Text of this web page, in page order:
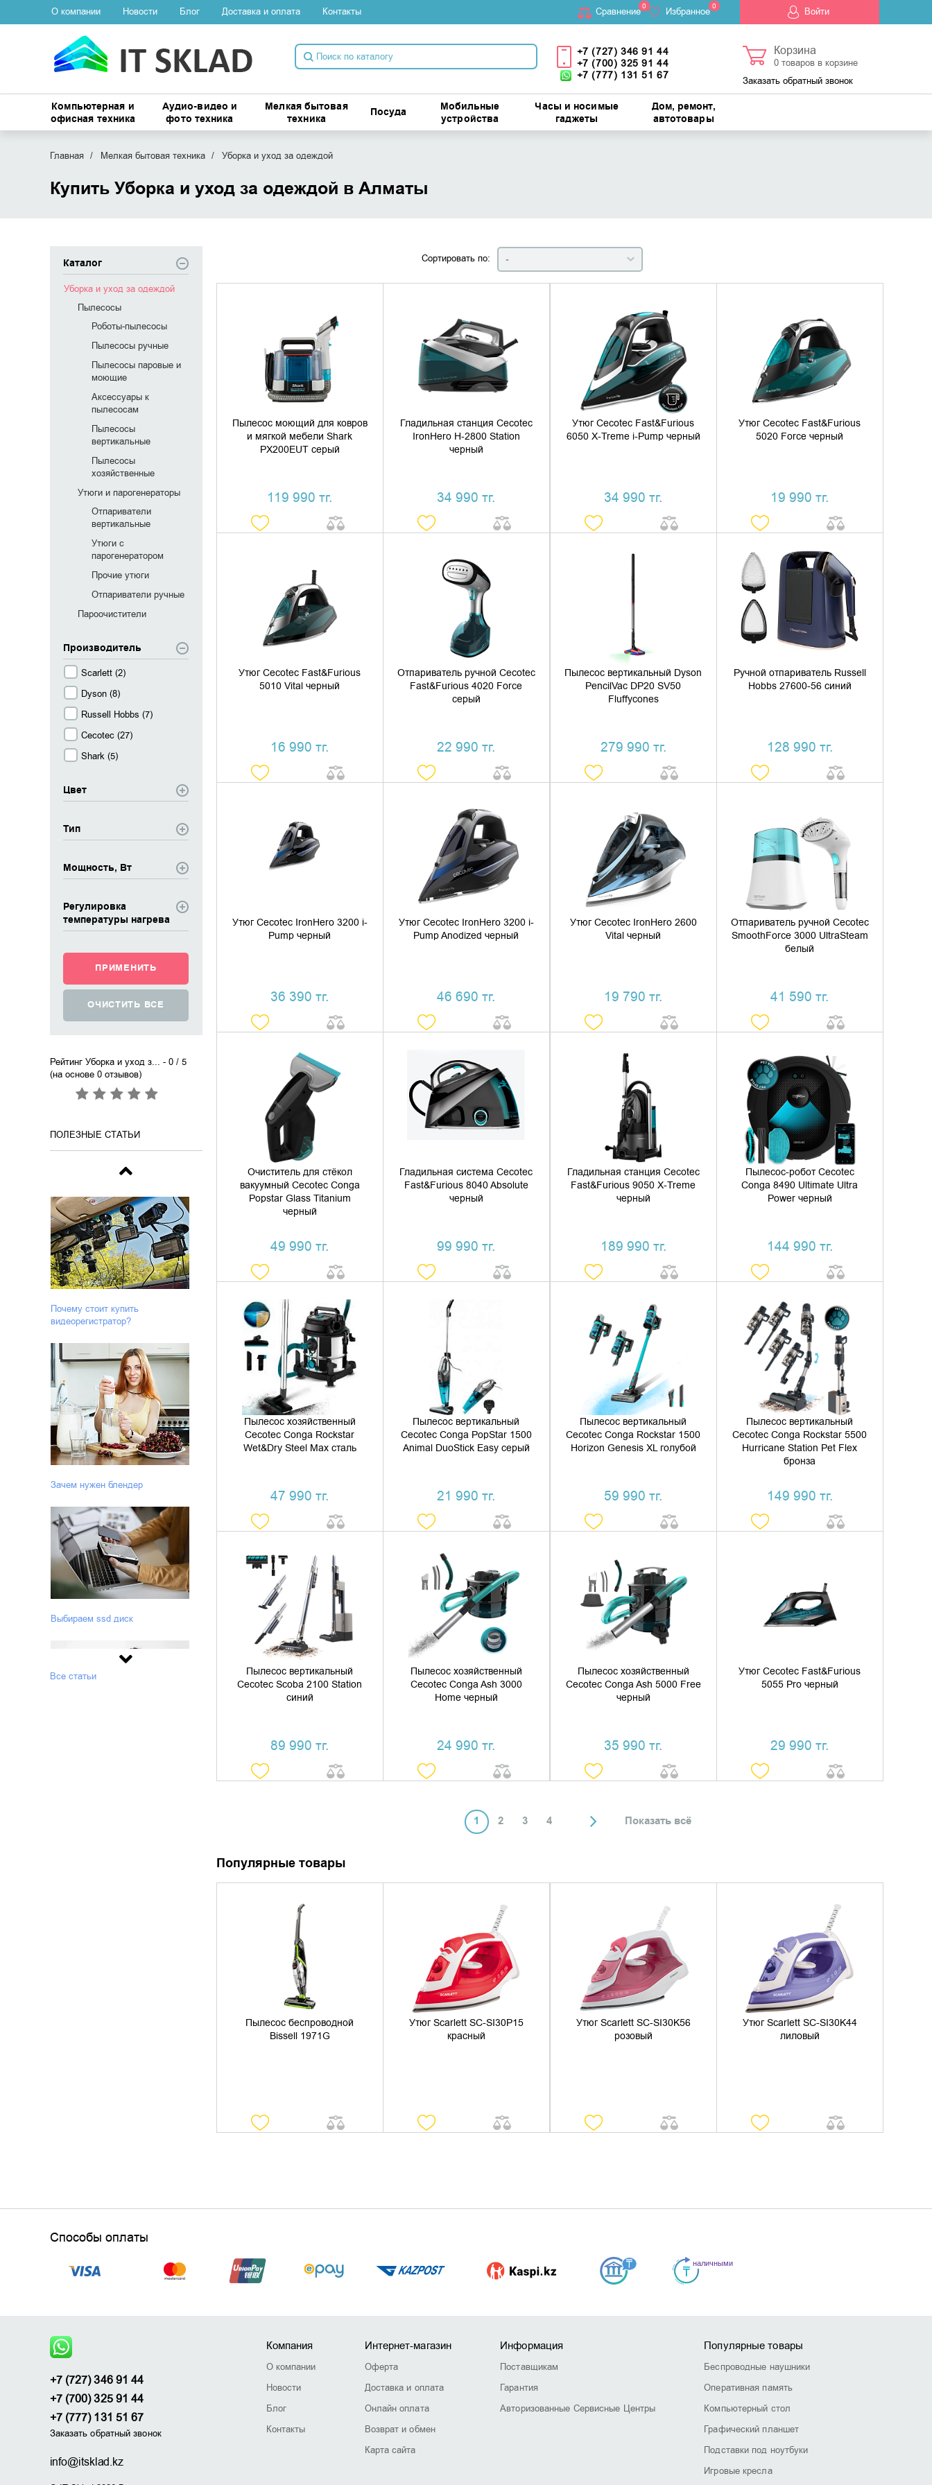
О компании Новости Блог Доставка и оплата Контакты Cравнение0 Избранное 0 Войти
+7 (727) 346 91 44
+7 (700) 325 91 44
+7 (777) 131 51 67
Корзина
0товаров в корзине
Заказать обратный звонок
Компьютерная и
офисная техника
Аудио-видео и
фото техника
Мелкая бытовая
техника
Посуда
Мобильные
устройства
Часы и носимые
гаджеты
Дом, ремонт,
автотовары
Главная Мелкая бытовая техника Уборка и уход за одеждой
Купить Уборка и уход за одеждой в Алматы
Каталог
Уборка и уход за одеждой
Пылесосы
Роботы-пылесосы
Пылесосы ручные
Пылесосы паровые и
моющие
Аксессуары к
пылесосам
Пылесосы
вертикальные
Пылесосы
хозяйственные
Утюги и парогенераторы
Отпариватели
вертикальные
Утюги с
парогенератором
Прочие утюги
Отпариватели ручные
Пароочистители
Производитель
Scarlett (2)
Dyson (8)
Russell Hobbs (7)
Cecotec (27)
Shark (5)
Цвет
Тип
Мощность, Вт
Регулировка
температуры нагрева
Рейтинг Уборка и уход з... - 0 / 5
(на основе 0отзывов)
ПОЛЕЗНЫЕ СТАТЬИ
Почему стоит купить
видеорегистратор?
Зачем нужен блендер
Выбираем ssd диск
Лучшие игровые мыши
Все статьи
Сортировать по: -
Пылесос моющий для ковров
и мягкой мебели Shark
PX200EUT серый
119 990 тг.
ДОБАВИТЬ В КОРЗИНУ
КУПИТЬ В 1 КЛИК
Гладильная станция Cecotec
IronHero H-2800 Station
черный
34 990 тг.
ДОБАВИТЬ В КОРЗИНУ
КУПИТЬ В 1 КЛИК
Утюг Cecotec Fast&Furious
6050 X-Treme i-Pump черный
34 990 тг.
ДОБАВИТЬ В КОРЗИНУ
КУПИТЬ В 1 КЛИК
Утюг Cecotec Fast&Furious
5020 Force черный
19 990 тг.
ДОБАВИТЬ В КОРЗИНУ
КУПИТЬ В 1 КЛИК
Утюг Cecotec Fast&Furious
5010 Vital черный
16 990 тг.
ДОБАВИТЬ В КОРЗИНУ
КУПИТЬ В 1 КЛИК
Отпариватель ручной Cecotec
Fast&Furious 4020 Force
серый
22 990 тг.
ДОБАВИТЬ В КОРЗИНУ
КУПИТЬ В 1 КЛИК
Пылесос вертикальный Dyson
PencilVac DP20 SV50
Fluffycones
279 990 тг.
КУПИТЬ В 1 КЛИК
Ручной отпариватель Russell
Hobbs 27600-56 синий
128 990 тг.
ДОБАВИТЬ В КОРЗИНУ
КУПИТЬ В 1 КЛИК
Утюг Cecotec IronHero 3200 i-
Pump черный
36 390 тг.
ДОБАВИТЬ В КОРЗИНУ
КУПИТЬ В 1 КЛИК
Утюг Cecotec IronHero 3200 i-
Pump Anodized черный
46 690 тг.
ДОБАВИТЬ В КОРЗИНУ
КУПИТЬ В 1 КЛИК
Утюг Cecotec IronHero 2600
Vital черный
19 790 тг.
ДОБАВИТЬ В КОРЗИНУ
КУПИТЬ В 1 КЛИК
Отпариватель ручной Cecotec
SmoothForce 3000 UltraSteam
белый
41 590 тг.
ДОБАВИТЬ В КОРЗИНУ
КУПИТЬ В 1 КЛИК
Очиститель для стёкол
вакуумный Cecotec Conga
Popstar Glass Titanium
черный
49 990 тг.
ДОБАВИТЬ В КОРЗИНУ
КУПИТЬ В 1 КЛИК
Гладильная система Cecotec
Fast&Furious 8040 Absolute
черный
99 990 тг.
ДОБАВИТЬ В КОРЗИНУ
КУПИТЬ В 1 КЛИК
Гладильная станция Cecotec
Fast&Furious 9050 X-Treme
черный
189 990 тг.
ДОБАВИТЬ В КОРЗИНУ
КУПИТЬ В 1 КЛИК
Пылесос-робот Cecotec
Conga 8490 Ultimate Ultra
Power черный
144 990 тг.
ДОБАВИТЬ В КОРЗИНУ
КУПИТЬ В 1 КЛИК
Пылесос хозяйственный
Cecotec Conga Rockstar
Wet&Dry Steel Max сталь
47 990 тг.
ДОБАВИТЬ В КОРЗИНУ
КУПИТЬ В 1 КЛИК
Пылесос вертикальный
Cecotec Conga PopStar 1500
Animal DuoStick Easy серый
21 990 тг.
ДОБАВИТЬ В КОРЗИНУ
КУПИТЬ В 1 КЛИК
Пылесос вертикальный
Cecotec Conga Rockstar 1500
Horizon Genesis XL голубой
59 990 тг.
ДОБАВИТЬ В КОРЗИНУ
КУПИТЬ В 1 КЛИК
Пылесос вертикальный
Cecotec Conga Rockstar 5500
Hurricane Station Pet Flex
бронза
149 990 тг.
ДОБАВИТЬ В КОРЗИНУ
КУПИТЬ В 1 КЛИК
Пылесос вертикальный
Cecotec Scoba 2100 Station
синий
89 990 тг.
ДОБАВИТЬ В КОРЗИНУ
КУПИТЬ В 1 КЛИК
Пылесос хозяйственный
Cecotec Conga Ash 3000
Home черный
24 990 тг.
ДОБАВИТЬ В КОРЗИНУ
КУПИТЬ В 1 КЛИК
Пылесос хозяйственный
Cecotec Conga Ash 5000 Free
черный
35 990 тг.
ДОБАВИТЬ В КОРЗИНУ
КУПИТЬ В 1 КЛИК
Утюг Cecotec Fast&Furious
5055 Pro черный
29 990 тг.
КУПИТЬ В 1 КЛИК
1 2 3 4 Показать всё
Популярные товары
Пылесос беспроводной
Bissell 1971G
УТОЧНИТЬ НАЛИЧИЕ
Утюг Scarlett SC-SI30P15
красный
УТОЧНИТЬ НАЛИЧИЕ
Утюг Scarlett SC-SI30K56
розовый
УТОЧНИТЬ НАЛИЧИЕ
Утюг Scarlett SC-SI30K44
лиловый
УТОЧНИТЬ НАЛИЧИЕ
Способы оплаты
+7 (727) 346 91 44
+7 (700) 325 91 44
+7 (777) 131 51 67
Заказать обратный звонок
info@itsklad.kz
Компания
О компании
Новости
Блог
Контакты
Интернет-магазин
Оферта
Доставка и оплата
Онлайн оплата
Возврат и обмен
Карта сайта
Информация
Поставщикам
Гарантия
Авторизованные Сервисные Центры
Популярные товары
Беспроводные наушники
Оперативная память
Компьютерный стол
Графический планшет
Подставки под ноутбуки
Игровые кресла